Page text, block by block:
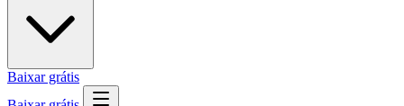
Baixar grátis